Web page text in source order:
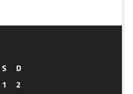
S
D
1
2